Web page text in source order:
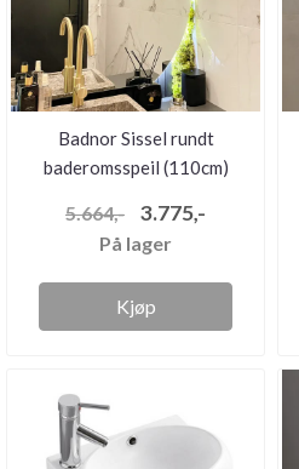
Badnor Sissel rundt
baderomsspeil (110cm)
5.664,- 3.775,-
På lager
Kjøp